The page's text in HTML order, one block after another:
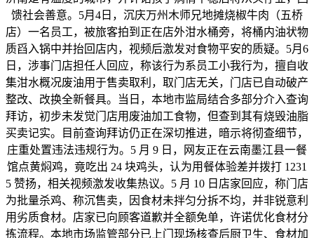
馈社会善意。5月4日，沉庆万州木师兄地摊烧椒牛肉（五桥
店）一名员工，被旅客拍到正在店外泔水桶旁，将桶内油状物
质舀入锅中并抬回店内，视频后激发对食物平安的质疑。5月6
日，涉事门店担任人回应，称该行为系员工小我行为，擅自收
集泔水概况废油用于售卖取利，取门店无关，门店已自动破产
整改、改换全新餐具。当日，本地市监局结合多部分介入查询
拜访，初步未发觉门店用废油加工食物，但查到其有烧毁油脂
买卖记实。目前查询拜访仍正在深切推进，暗示将彻查细节，
庄重处置违法违规行为。5 月 9 日，网友正在云南墨江县一餐
馆点黄焖鸡，竟吃出 24 块鸡头，认为用餐体验差并拨打 1231
5 赞扬，相关视频激发收集热议。5 月 10 日店家回应，称门店
为批量杀鸡、称沉售卖，因食材未拌匀分拆不均，并非锐意利
用劣质食材。店家已向顾客道歉并全额免单，许诺优化食材分
拣流程。本地市场监管部分已上门现场核查后厨卫生、食材加